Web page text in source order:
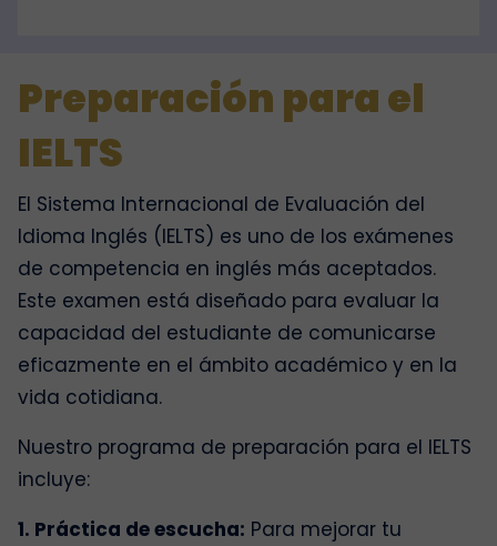
Preparación para el
IELTS
El Sistema Internacional de Evaluación del
Idioma Inglés (IELTS) es uno de los exámenes
de competencia en inglés más aceptados.
Este examen está diseñado para evaluar la
capacidad del estudiante de comunicarse
eficazmente en el ámbito académico y en la
vida cotidiana.
Nuestro programa de preparación para el IELTS
incluye:
1. Práctica de escucha: Para mejorar tu